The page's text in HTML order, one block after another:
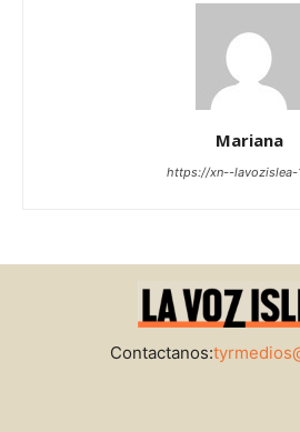
Mariana
https://xn--lavozislea-
Contactanos: